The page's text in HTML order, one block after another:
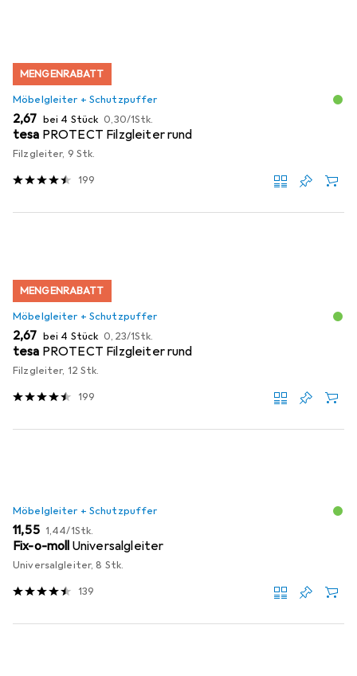
MENGENRABATT
Möbelgleiter + Schutzpuffer
EUR
2,67 bei 4 Stück EUR
0,30/1Stk.
tesa PROTECT Filzgleiter rund
Filzgleiter, 9 Stk.
199
MENGENRABATT
Möbelgleiter + Schutzpuffer
EUR
2,67 bei 4 Stück EUR
0,23/1Stk.
tesa PROTECT Filzgleiter rund
Filzgleiter, 12 Stk.
199
Möbelgleiter + Schutzpuffer
EUR
11,55 EUR
1,44/1Stk.
Fix-o-moll Universalgleiter
Universalgleiter, 8 Stk.
139